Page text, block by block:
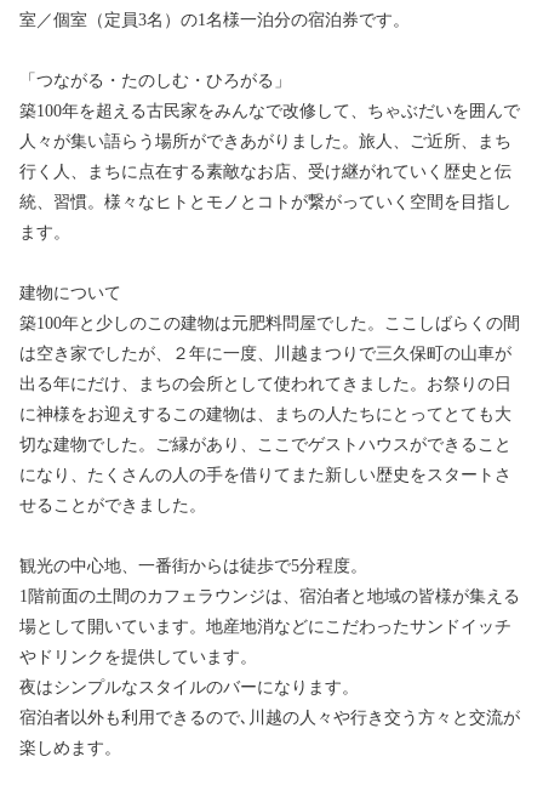
室／個室（定員3名）の1名様一泊分の宿泊券です。
「つながる・たのしむ・ひろがる」
築100年を超える古民家をみんなで改修して、ちゃぶだいを囲んで
人々が集い語らう場所ができあがりました。旅人、ご近所、まち
行く人、まちに点在する素敵なお店、受け継がれていく歴史と伝
統、習慣。様々なヒトとモノとコトが繋がっていく空間を目指し
ます。
建物について
築100年と少しのこの建物は元肥料問屋でした。ここしばらくの間
は空き家でしたが、２年に一度、川越まつりで三久保町の山車が
出る年にだけ、まちの会所として使われてきました。お祭りの日
に神様をお迎えするこの建物は、まちの人たちにとってとても大
切な建物でした。ご縁があり、ここでゲストハウスができること
になり、たくさんの人の手を借りてまた新しい歴史をスタートさ
せることができました。
観光の中心地、一番街からは徒歩で5分程度。
1階前面の土間のカフェラウンジは、宿泊者と地域の皆様が集える
場として開いています。地産地消などにこだわったサンドイッチ
やドリンクを提供しています。
夜はシンプルなスタイルのバーになります。
宿泊者以外も利用できるので､川越の人々や行き交う方々と交流が
楽しめます。